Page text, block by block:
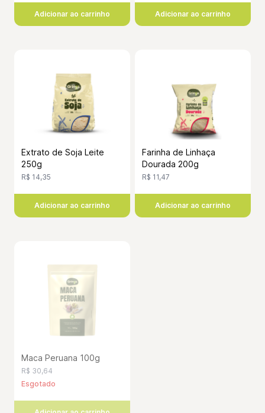
Adicionar ao carrinho Adicionar ao carrinho
Extrato de Soja Leite
250g
R$ 14,35
Adicionar ao carrinho
Farinha de Linhaça
Dourada 200g
R$ 11,47
Adicionar ao carrinho
Maca Peruana 100g
R$ 30,64
Esgotado